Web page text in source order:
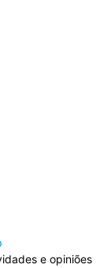
e opiniões